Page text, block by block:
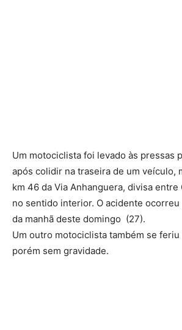
Um motociclista foi levado às pressas
após colidir na traseira de um veículo,
km 46 da Via Anhanguera, divisa entre
no sentido interior. O acidente ocorreu
da manhã deste domingo (27).
Um outro motociclista também se feriu
porém sem gravidade.